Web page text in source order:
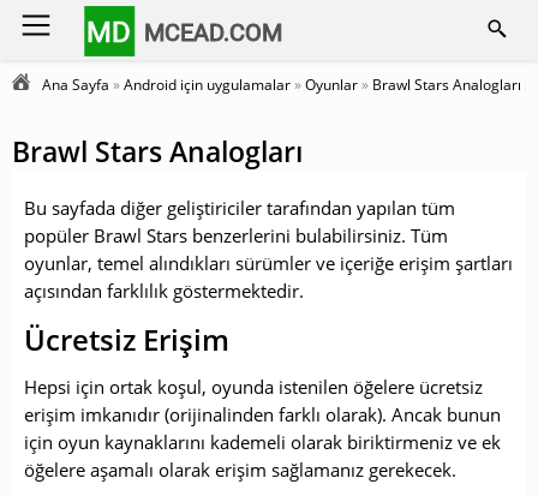
MD MCEAD.COM
Ana Sayfa »Android için uygulamalar»Oyunlar» Brawl Stars Analogları »
Brawl Stars Analogları
Bu sayfada diğer geliştiriciler tarafından yapılan tüm
popüler Brawl Stars benzerlerini bulabilirsiniz. Tüm
oyunlar, temel alındıkları sürümler ve içeriğe erişim şartları
açısından farklılık göstermektedir.
Ücretsiz Erişim
Hepsi için ortak koşul, oyunda istenilen öğelere ücretsiz
erişim imkanıdır (orijinalinden farklı olarak). Ancak bunun
için oyun kaynaklarını kademeli olarak biriktirmeniz ve ek
öğelere aşamalı olarak erişim sağlamanız gerekecek.